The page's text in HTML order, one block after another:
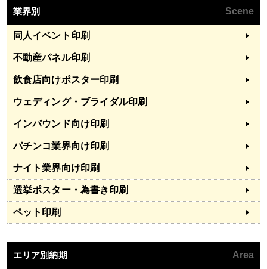
業界別 Scene
同人イベント印刷
不動産パネル印刷
飲食店向けポスター印刷
ウェディング・ブライダル印刷
インバウンド向け印刷
パチンコ業界向け印刷
ナイト業界向け印刷
選挙ポスター・為書き印刷
ペット印刷
エリア別納期 Area